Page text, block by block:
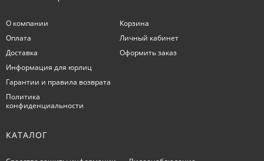
О компании
Оплата
Доставка
Информация для юрлиц
Гарантии и правила возврата
Политика
конфиденциальности
Корзина
Личный кабинет
Оформить заказ
КАТАЛОГ